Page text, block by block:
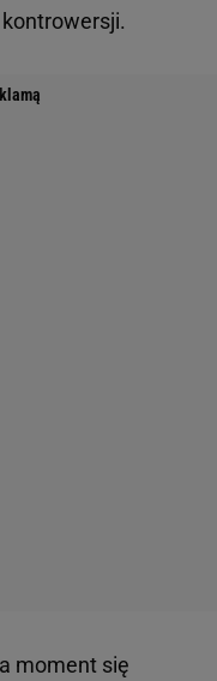
moment się